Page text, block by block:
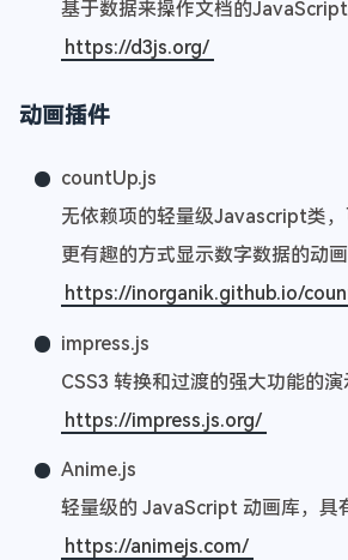
基于数据来操作文档的
https://d3js.org/
动画插件
countUp.js
无依赖项的轻量级Javascript类
更有趣的方式显示数字数据的动画
https://inorganik.github.io/
impress.js
CSS3 转换和过渡的强大功能的
https://impress.js.org/
Anime.js
轻量级的 JavaScript 动画库，具
https://animejs.com/